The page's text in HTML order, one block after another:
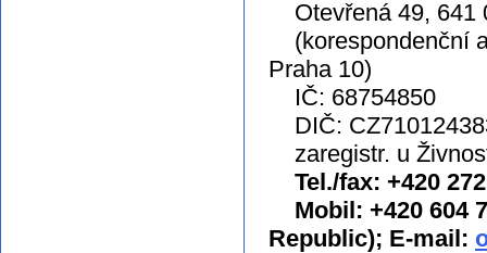
Otevřená 49, 641
(korespondenční
Praha 10)
IČ: 68754850
DIČ:
zaregistr. u
Tel./fax: +420
Mobil: +420 604
Republic); E-mail: